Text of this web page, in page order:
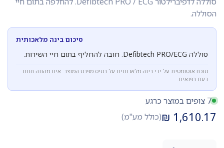
הסוללה.
סיכום בינה מלאכותית
סוללה Defibtech PRO/ECG. חובה להחליף בתום חיי השירות.
סוכם אוטומטית על ידי בינה מלאכותית על בסיס מפרט המוצר. אינו מהווה חוות
דעת רפואית.
7 צופים במוצר כרגע
1,610.17
₪(כולל מע"מ)